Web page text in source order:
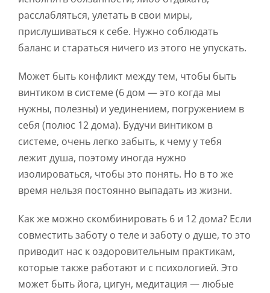
расслабляться, улетать в свои миры,
прислушиваться к себе. Нужно соблюдать
баланс и стараться ничего из этого не упускать.
Может быть конфликт между тем, чтобы быть
винтиком в системе (6 дом — это когда мы
нужны, полезны) и уединением, погружением в
себя (полюс 12 дома). Будучи винтиком в
системе, очень легко забыть, к чему у тебя
лежит душа, поэтому иногда нужно
изолироваться, чтобы это понять. Но в то же
время нельзя постоянно выпадать из жизни.
Как же можно скомбинировать 6 и 12 дома? Если
совместить заботу о теле и заботу о душе, то это
приводит нас к оздоровительным практикам,
которые также работают и с психологией. Это
может быть йога, цигун, медитация — любые